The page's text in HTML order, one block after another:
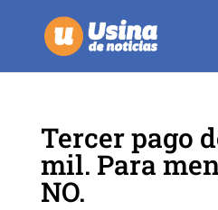
Tercer pago
mil. Para
NO.